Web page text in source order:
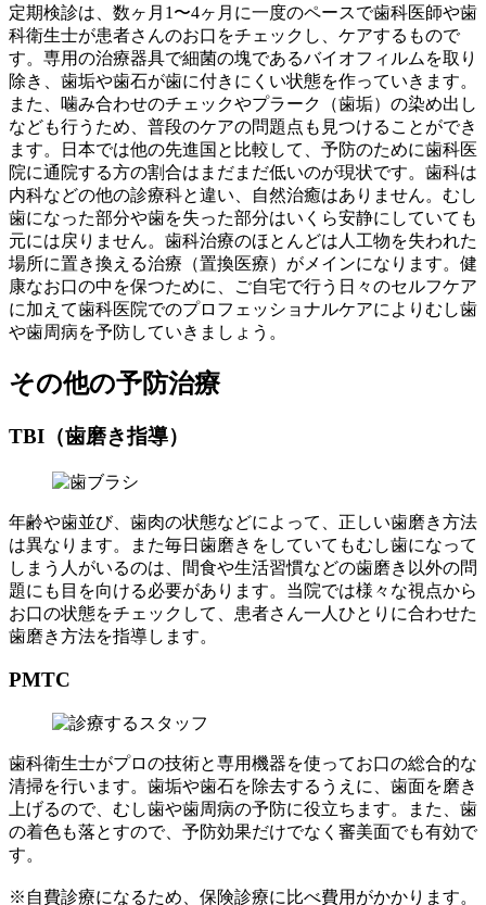
定期検診は、数ヶ月1〜4ヶ月に一度のペースで歯科医師や歯
科衛生士が患者さんのお口をチェックし、ケアするもので
す。専用の治療器具で細菌の塊であるバイオフィルムを取り
除き、歯垢や歯石が歯に付きにくい状態を作っていきます。
また、噛み合わせのチェックやプラーク（歯垢）の染め出し
なども行うため、普段のケアの問題点も見つけることができ
ます。日本では他の先進国と比較して、予防のために歯科医
院に通院する方の割合はまだまだ低いのが現状です。歯科は
内科などの他の診療科と違い、自然治癒はありません。むし
歯になった部分や歯を失った部分はいくら安静にしていても
元には戻りません。歯科治療のほとんどは人工物を失われた
場所に置き換える治療（置換医療）がメインになります。健
康なお口の中を保つために、ご自宅で行う日々のセルフケア
に加えて歯科医院でのプロフェッショナルケアによりむし歯
や歯周病を予防していきましょう。
その他の予防治療
TBI（歯磨き指導）
年齢や歯並び、歯肉の状態などによって、正しい歯磨き方法
は異なります。また毎日歯磨きをしていてもむし歯になって
しまう人がいるのは、間食や生活習慣などの歯磨き以外の問
題にも目を向ける必要があります。当院では様々な視点から
お口の状態をチェックして、患者さん一人ひとりに合わせた
歯磨き方法を指導します。
PMTC
歯科衛生士がプロの技術と専用機器を使ってお口の総合的な
清掃を行います。歯垢や歯石を除去するうえに、歯面を磨き
上げるので、むし歯や歯周病の予防に役立ちます。また、歯
の着色も落とすので、予防効果だけでなく審美面でも有効で
す。
※自費診療になるため、保険診療に比べ費用がかかります。